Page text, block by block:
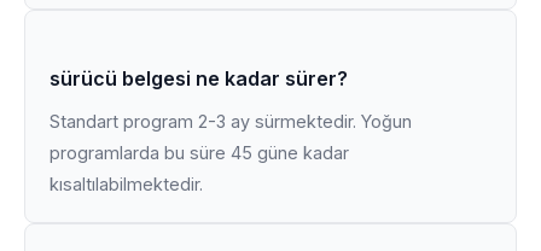
sürücü belgesi ne kadar sürer?
Standart program 2-3 ay sürmektedir. Yoğun
programlarda bu süre 45 güne kadar
kısaltılabilmektedir.